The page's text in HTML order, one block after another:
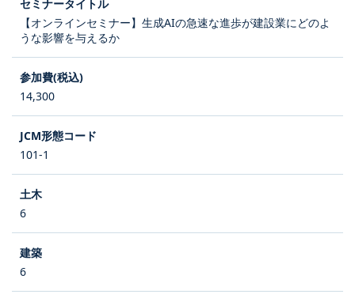
【オンラインセミナー】生成AIの急速な進歩が建設業にどのよ
うな影響を与えるか
14,300
101-1
6
6